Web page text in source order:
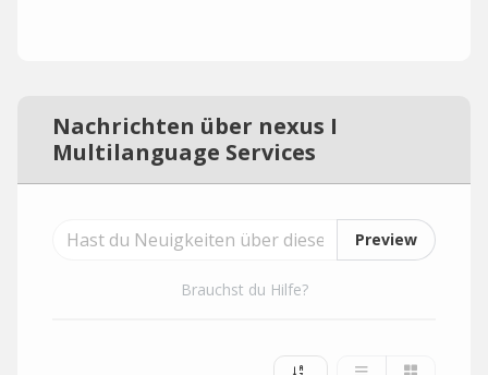
Nachrichten über nexus I
Multilanguage Services
Preview
Brauchst du Hilfe?